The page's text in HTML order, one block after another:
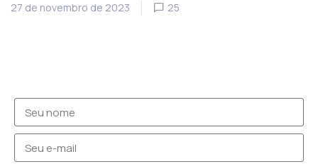
27 de novembro de 2023 25